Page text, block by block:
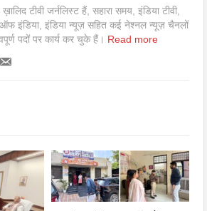
टीवी जर्नलिस्ट हैं, सहारा समय, इंडिया टीवी,
इंडिया, इंडिया न्यूज़ सहित कई नेश्नल न्यूज़ चैनलों
पदों पर कार्य कर चुके हैं। Read more